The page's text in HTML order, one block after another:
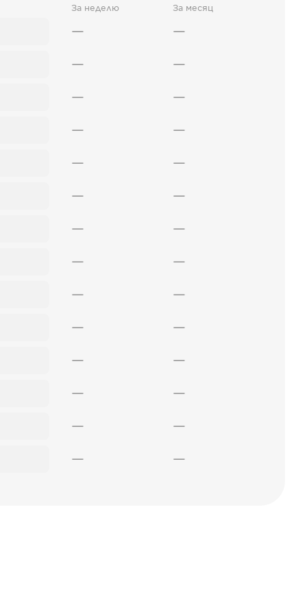
За неделю За месяц
— —
— —
— —
— —
— —
— —
— —
— —
— —
— —
— —
— —
— —
— —